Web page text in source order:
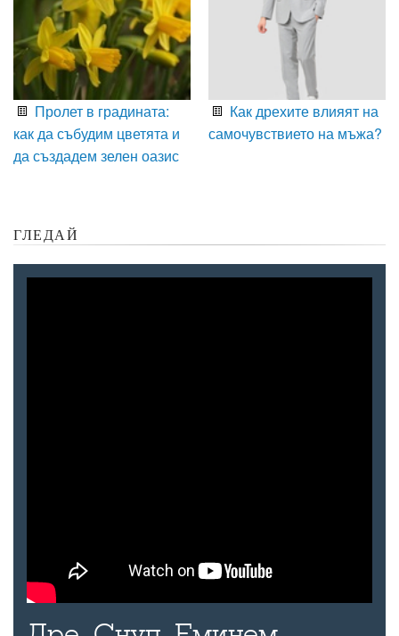
Пролет в градината:
как да събудим цветята и
да създадем зелен оазис
Как дрехите влияят на
самочувствието на мъжа?
ГЛЕДАЙ